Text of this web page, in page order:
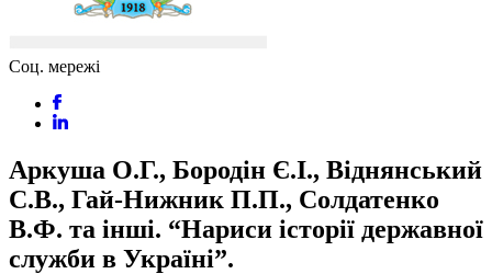
Соц. мережі
Аркуша О.Г., Бородін Є.І., Віднянський
С.В., Гай-Нижник П.П., Солдатенко
В.Ф. та інші. “Нариси історії державної
служби в Україні”.